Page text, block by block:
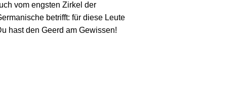
vom engsten Zirkel der
betrifft: für diese Leute
hast den Geerd am Gewissen!